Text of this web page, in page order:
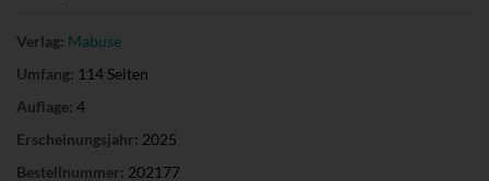
Verlag: Mabuse
Umfang: 114 Seiten
Auflage: 4
Erscheinungsjahr: 2025
Bestellnummer: 202177